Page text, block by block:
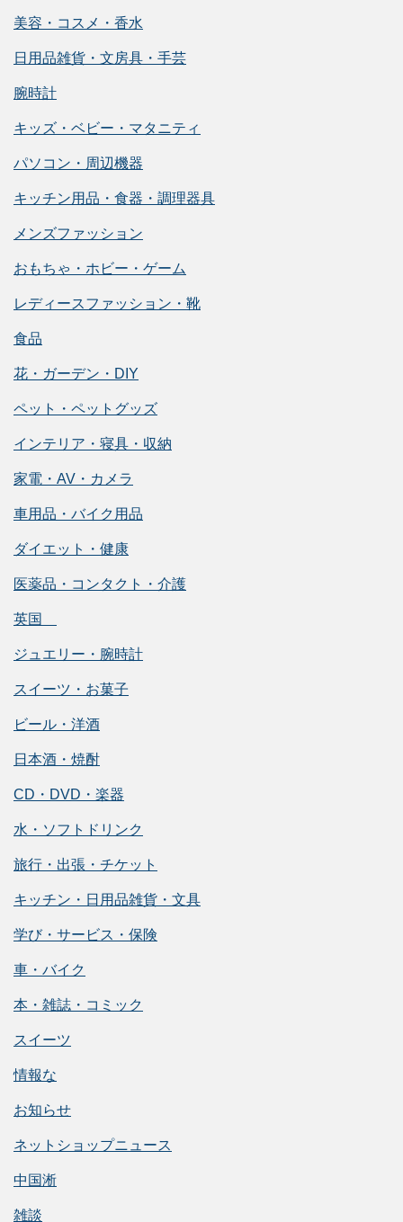
美容・コスメ・香水
日用品雑貨・文房具・手芸
腕時計
キッズ・ベビー・マタニティ
パソコン・周辺機器
キッチン用品・食器・調理器具
メンズファッション
おもちゃ・ホビー・ゲーム
レディースファッション・靴
食品
花・ガーデン・DIY
ペット・ペットグッズ
インテリア・寝具・収納
家電・AV・カメラ
車用品・バイク用品
ダイエット・健康
医薬品・コンタクト・介護
英国
ジュエリー・腕時計
スイーツ・お菓子
ビール・洋酒
日本酒・焼酎
CD・DVD・楽器
水・ソフトドリンク
旅行・出張・チケット
キッチン・日用品雑貨・文具
学び・サービス・保険
車・バイク
本・雑誌・コミック
スイーツ
情報な
お知らせ
ネットショップニュース
中国淅
雑談